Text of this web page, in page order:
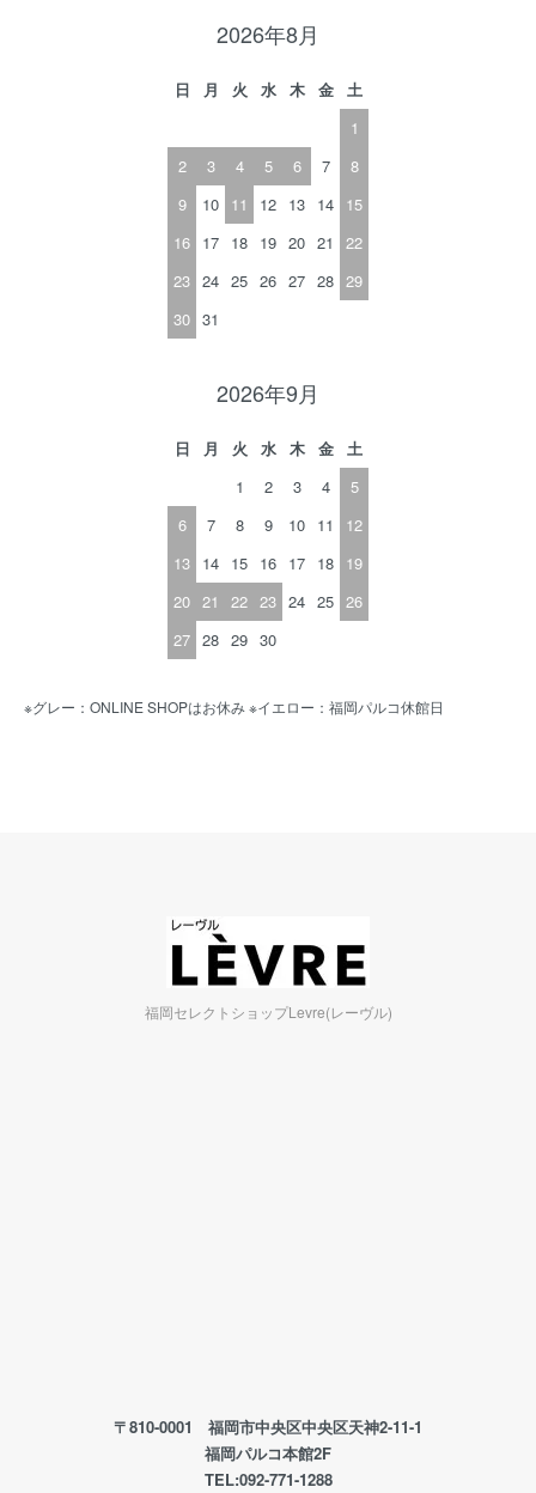
2026年8月
日 月 火 水 木 金
土
1
2
3 4 5 6 7
8
9
10 11 12 13 14 15
16 17 18 19 20 21
22
23 24 25 26 27 28 29
30 31
2026年9月
日 月 火 水 木 金
土
1
2 3 4
5
6
7 8 9 10 11
12
13 14 15 16 17 18 19
20 21 22 23 24 25 26
27 28 29 30
※グレー：ONLINE SHOPはお休み ※イエロー：福岡パルコ休館日
福岡セレクトショップLevre(レーヴル)
〒810-0001 福岡市中央区中央区天神2-11-1
福岡パルコ本館2F
TEL:092-771-1288